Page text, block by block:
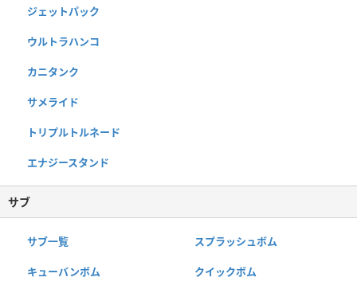
ジェットパック
ウルトラハンコ
カニタンク
サメライド
トリプルトルネード
エナジースタンド
サブ
サブ一覧 スプラッシュボム
キューバンボム クイックボム